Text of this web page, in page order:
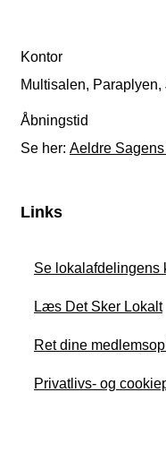
Kontor
Multisalen,
Åbningstid
Se her: Aeldre
Links
Se lokalafdelingens
Læs Det Sker Lokalt
Ret dine
Privatlivs- og